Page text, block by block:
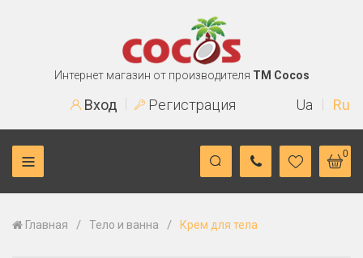
Интернет магазин от производителя TM Cocos
Вход Регистрация Ua Ru
0
Главная / Тело и ванна / Крем для тела